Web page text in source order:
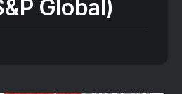
Global)